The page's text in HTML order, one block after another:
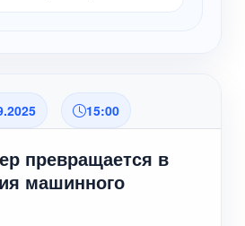
15:00
превращается в
машинного